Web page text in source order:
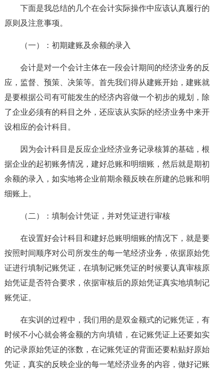
下面是我总结的几个在会计实际操作中应该认真履行的
原则及注意事项。
（一）：初期建账及余额的录入
会计是对一个会计主体在一段会计期间的经济业务的反
应，监督、预策、决策等。首先我们得从建账开始，建账就
是要根据公司有可能发生的经济内容做一个初步的规划，除
了企业必须有的科目之外，还应该从实际的经济业务中来开
设相应的会计科目。
因为会计科目是反应企业经济业务记录核算的基础，根
据企业的起初账务情况，建好总账和明细账，然后就是期初
余额的录入，如实地将企业前期余额反映在所建的总账和明
细账上。
（二）：填制会计凭证，并对凭证进行审核
在设置好会计科目和建好总账明细账的情况下，就是要
按照时间顺序对公司所发生的每一笔经济业务，依据原始凭
证进行填制记账凭证，在填制记账凭证的时候要认真审核原
始凭证是否符合要求，依据审核后的原始凭证真实地填制记
账凭证。
在实训的过程中，我们用的是双金额式的记账凭证，有
时候不小心就会将金额的方向填错，在记账凭证上还要如实
的记录原始凭证的张数，在记账凭证的背面还要粘贴好原始
凭证，真实的反映企业的每一笔经济业务的内容，做好记账